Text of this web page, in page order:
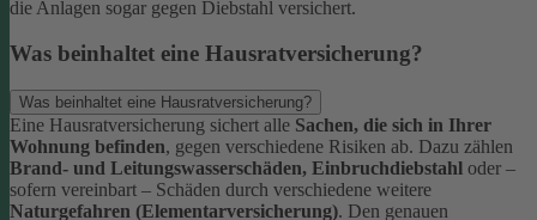
die Anlagen sogar gegen Diebstahl versichert.
Was beinhaltet eine Hausratversicherung?
Was beinhaltet eine Hausratversicherung?
Eine Hausratversicherung sichert alle Sachen, die sich in Ihrer
Wohnung befinden, gegen verschiedene Risiken ab. Dazu zählen
Brand- und Leitungswasserschäden, Einbruchdiebstahl oder –
sofern vereinbart – Schäden durch verschiedene weitere
Naturgefahren (Elementarversicherung). Den genauen